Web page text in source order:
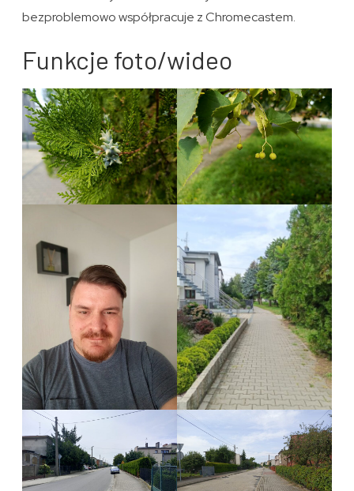
bezproblemowo współpracuje z Chromecastem.
Funkcje foto/wideo